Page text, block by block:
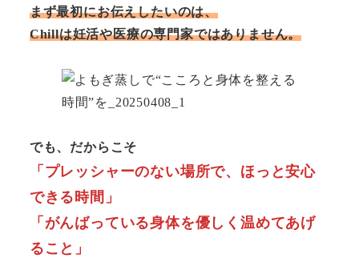
まず最初にお伝えしたいのは、
Chillは妊活や医療の専門家ではありません。
でも、だからこそ
「プレッシャーのない場所で、ほっと安心
できる時間」
「がんばっている身体を優しく温めてあげ
ること」